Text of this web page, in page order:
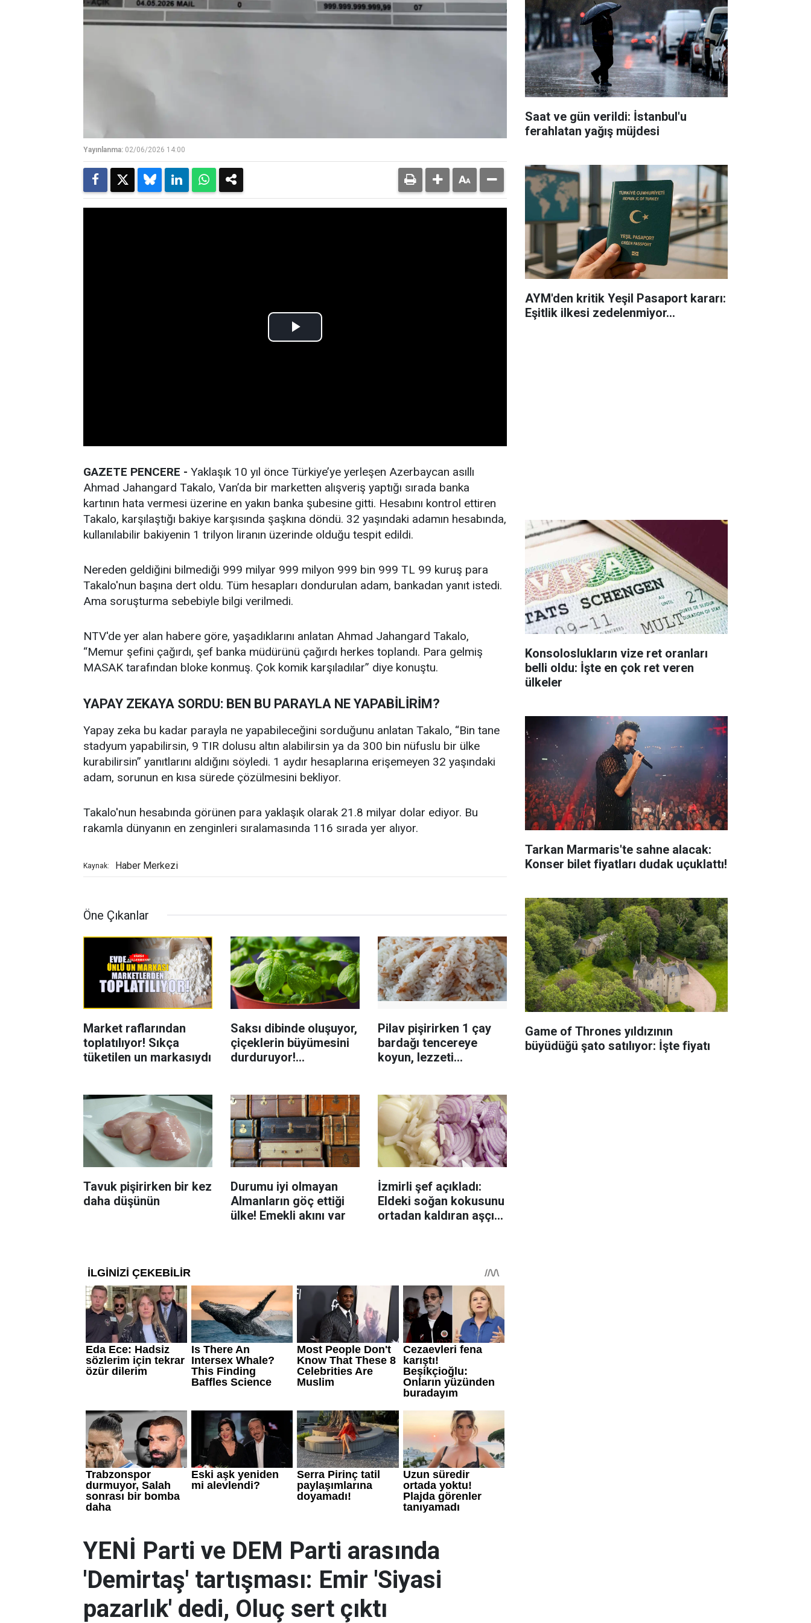
Yayınlanma: 02/06/2026 14:00
GAZETE PENCERE - Yaklaşık 10 yıl önce Türkiye’ye yerleşen Azerbaycan asıllı
Ahmad Jahangard Takalo, Van’da bir marketten alışveriş yaptığı sırada banka
kartının hata vermesi üzerine en yakın banka şubesine gitti. Hesabını kontrol ettiren
Takalo, karşılaştığı bakiye karşısında şaşkına döndü. 32 yaşındaki adamın hesabında,
kullanılabilir bakiyenin 1 trilyon liranın üzerinde olduğu tespit edildi.
Nereden geldiğini bilmediği 999 milyar 999 milyon 999 bin 999 TL 99 kuruş para
Takalo'nun başına dert oldu. Tüm hesapları dondurulan adam, bankadan yanıt istedi.
Ama soruşturma sebebiyle bilgi verilmedi.
NTV'de yer alan habere göre, yaşadıklarını anlatan Ahmad Jahangard Takalo,
“Memur şefini çağırdı, şef banka müdürünü çağırdı herkes toplandı. Para gelmiş
MASAK tarafından bloke konmuş. Çok komik karşıladılar” diye konuştu.
YAPAY ZEKAYA SORDU: BEN BU PARAYLA NE YAPABİLİRİM?
Yapay zeka bu kadar parayla ne yapabileceğini sorduğunu anlatan Takalo, “Bin tane
stadyum yapabilirsin, 9 TIR dolusu altın alabilirsin ya da 300 bin nüfuslu bir ülke
kurabilirsin” yanıtlarını aldığını söyledi. 1 aydır hesaplarına erişemeyen 32 yaşındaki
adam, sorunun en kısa sürede çözülmesini bekliyor.
Takalo'nun hesabında görünen para yaklaşık olarak 21.8 milyar dolar ediyor. Bu
rakamla dünyanın en zenginleri sıralamasında 116 sırada yer alıyor.
Kaynak: Haber Merkezi
Öne Çıkanlar
Market raflarından
toplatılıyor! Sıkça
tüketilen un markasıydı
Saksı dibinde oluşuyor,
çiçeklerin büyümesini
durduruyor!
Pilav pişirirken 1 çay
bardağı tencereye
koyun, lezzeti
Tavuk pişirirken bir kez
daha düşünün
Durumu iyi olmayan
Almanların göç ettiği
ülke! Emekli akını var
İzmirli şef açıkladı:
Eldeki soğan kokusunu
ortadan kaldıran aşçı
Saat ve gün verildi: İstanbul'u
ferahlatan yağış müjdesi
AYM'den kritik Yeşil Pasaport kararı:
Eşitlik ilkesi zedelenmiyor...
Konsoloslukların vize ret oranları
belli oldu: İşte en çok ret veren
ülkeler
Tarkan Marmaris'te sahne alacak:
Konser bilet fiyatları dudak uçuklattı!
Game of Thrones yıldızının
büyüdüğü şato satılıyor: İşte fiyatı
YENİ Parti ve DEM Parti arasında
'Demirtaş' tartışması: Emir 'Siyasi
pazarlık' dedi, Oluç sert çıktı